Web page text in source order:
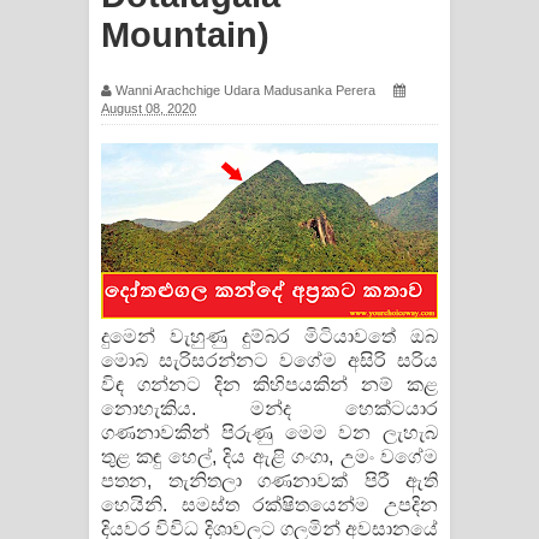
ගීතයේ පද පෙළ
පද පෙළ
Pemwanthiye Song Lyrics -
පෙම්වන්තියේ ගීතයේ පද පෙළ
Manobhawa Song Lyrics - මනෝභව
ගීතයේ පද පෙළ
Akahe Indala Song Lyrics - ආකාහේ
ඉඳලා ගීතයේ පද පෙළ
Raawaya Song Lyrics - රාවය ගීතයේ
පද පෙළ
Mountain)
Wanni Arachchige Udara Madusanka Perera
August 08, 2020
දුමෙන් වැහුණු දුම්බර මිටියාවතේ ඔබ
මොබ සැරිසරන්නට වගේම අසිරි සරිය
විඳ ගන්නට දින කිහිපයකින් නම් කළ
නොහැකිය. මන්ද හෙක්ටයාර
ගණනාවකින් පිරුණු මෙම වන ලැහැබ
තුළ කඳු හෙල්, දිය ඇළි ගංගා, උමං වගේම
පතන, තැනිතලා ගණනාවක් පිරී ඇති
හෙයිනි. සමස්ත රක්ෂිතයෙන්ම උපදින
දියවර විවිධ දිශාවලට ගලමින් අවසානයේ